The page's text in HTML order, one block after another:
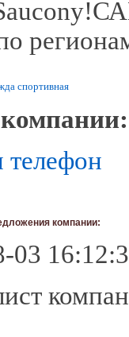
спортивная
телефон
компании:
03